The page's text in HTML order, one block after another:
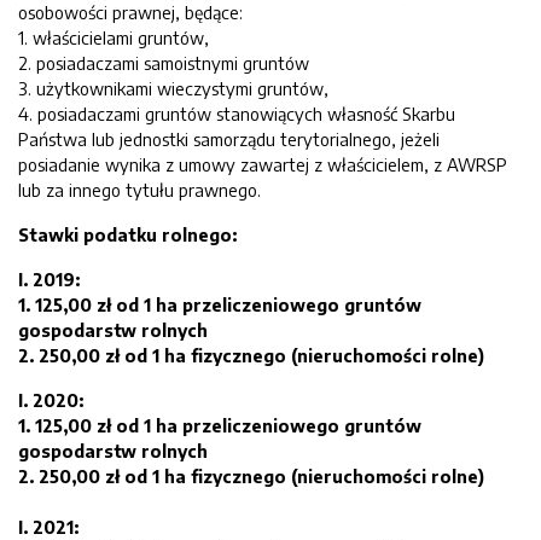
osobowości prawnej, będące:
1. właścicielami gruntów,
2. posiadaczami samoistnymi gruntów
3. użytkownikami wieczystymi gruntów,
4. posiadaczami gruntów stanowiących własność Skarbu
Państwa lub jednostki samorządu terytorialnego, jeżeli
posiadanie wynika z umowy zawartej z właścicielem, z AWRSP
lub za innego tytułu prawnego.
Stawki podatku rolnego:
I. 2019:
1. 125,00 zł od 1 ha przeliczeniowego gruntów
gospodarstw rolnych
2. 250,00 zł od 1 ha fizycznego (nieruchomości rolne)
I. 2020:
1. 125,00 zł od 1 ha przeliczeniowego gruntów
gospodarstw rolnych
2. 250,00 zł od 1 ha fizycznego (nieruchomości rolne)
I. 2021: